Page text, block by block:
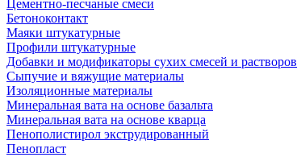
Цементно-песчаные смеси
Бетоноконтакт
Маяки штукатурные
Профили штукатурные
Добавки и модификаторы сухих смесей и растворов
Сыпучие и вяжущие материалы
Изоляционные материалы
Минеральная вата на основе базальта
Минеральная вата на основе кварца
Пенополистирол экструдированный
Пенопласт